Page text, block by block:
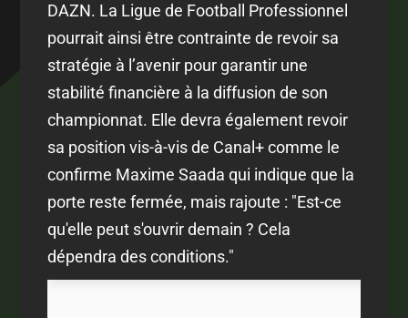
DAZN. La Ligue de Football Professionnel
pourrait ainsi être contrainte de revoir sa
stratégie à l’avenir pour garantir une
stabilité financière à la diffusion de son
championnat. Elle devra également revoir
sa position vis-à-vis de Canal+ comme le
confirme Maxime Saada qui indique que la
porte reste fermée, mais rajoute : "Est-ce
qu'elle peut s'ouvrir demain ? Cela
dépendra des conditions."